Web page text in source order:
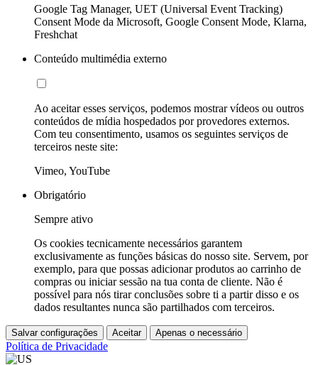
Google Tag Manager, UET (Universal Event Tracking)
Consent Mode da Microsoft, Google Consent Mode, Klarna,
Freshchat
Conteúdo multimédia externo
Ao aceitar esses serviços, podemos mostrar vídeos ou outros
conteúdos de mídia hospedados por provedores externos.
Com teu consentimento, usamos os seguintes serviços de
terceiros neste site:
Vimeo, YouTube
Obrigatório
Sempre ativo
Os cookies tecnicamente necessários garantem
exclusivamente as funções básicas do nosso site. Servem, por
exemplo, para que possas adicionar produtos ao carrinho de
compras ou iniciar sessão na tua conta de cliente. Não é
possível para nós tirar conclusões sobre ti a partir disso e os
dados resultantes nunca são partilhados com terceiros.
Salvar configurações Aceitar Apenas o necessário
Política de Privacidade